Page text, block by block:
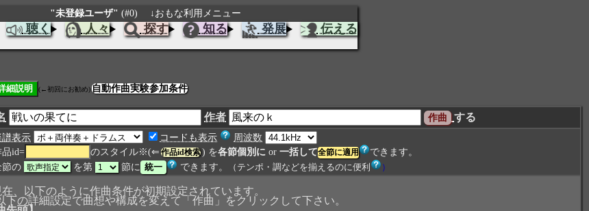
"未登録ユーザ" (#0) ↓おもな利用メニュー
聴く 人々 探す 知る 発展 伝える
(←初回にお勧め)自動作曲実験参加条件
作者 する
譜表示 コードも表示
周波数
品id=
のスタイル※(⇐ 作品id検索) を各節個別に or 一括して
できます。
節の
を第 節に できます。 （テンポ・調などを揃えるのに便利 ）
、以下のように作曲条件が初期設定されています。
の詳細設定で曲想や構成を変えて「作曲」をクリックして下さい。